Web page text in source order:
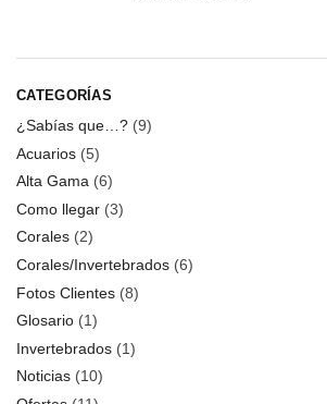
CATEGORÍAS
¿Sabías que…? (9)
Acuarios (5)
Alta Gama (6)
Como llegar (3)
Corales (2)
Corales/Invertebrados (6)
Fotos Clientes (8)
Glosario (1)
Invertebrados (1)
Noticias (10)